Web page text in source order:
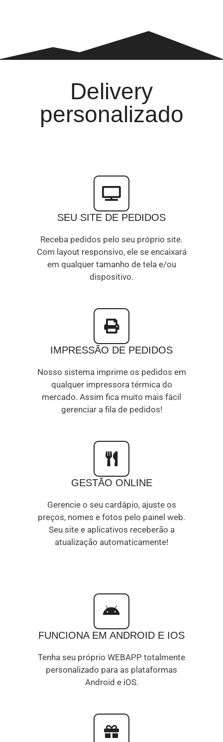
Delivery
personalizado
SEU SITE DE PEDIDOS
Receba pedidos pelo seu próprio site.
Com layout responsivo, ele se encaixará
em qualquer tamanho de tela e/ou
dispositivo.
IMPRESSÃO DE PEDIDOS
Nosso sistema imprime os pedidos em
qualquer impressora térmica do
mercado. Assim fica muito mais fácil
gerenciar a fila de pedidos!
GESTÃO ONLINE
Gerencie o seu cardápio, ajuste os
preços, nomes e fotos pelo painel web.
Seu site e aplicativos receberão a
atualização automaticamente!
FUNCIONA EM ANDROID E IOS
Tenha seu próprio WEBAPP totalmente
personalizado para as plataformas
Android e iOS.